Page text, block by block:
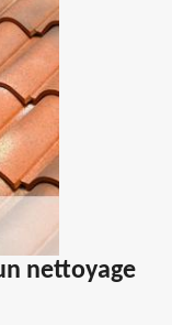
nettoyage